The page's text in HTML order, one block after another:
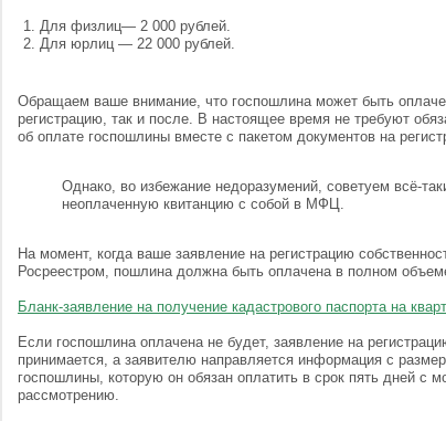
Для физлиц— 2 000 рублей.
Для юрлиц — 22 000 рублей.
Обращаем ваше внимание, что госпошлина может быть
регистрацию, так и после. В настоящее время не требуют
об оплате госпошлины вместе с пакетом документов на
Однако, во избежание недоразумений, советуем всё-
неоплаченную квитанцию с собой в МФЦ.
На момент, когда ваше заявление на регистрацию
Росреестром, пошлина должна быть оплачена в полном
Бланк-заявление на получение кадастрового паспорта на
Если госпошлина оплачена не будет, заявление на
принимается, а заявителю направляется информация с
госпошлины, которую он обязан оплатить в срок пять дней с
рассмотрению.